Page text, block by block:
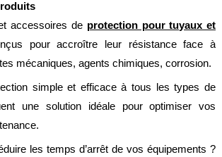
accessoires de protection pour tuyaux et
pour accroître leur résistance face à
mécaniques, agents chimiques, corrosion.
simple et efficace à tous les types de
une solution idéale pour optimiser vos
les temps d’arrêt de vos équipements ?